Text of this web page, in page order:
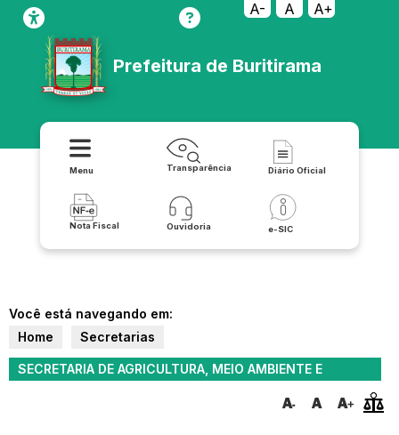
A- A A+
Prefeitura de Buritirama
Menu Transparência Diário Oficial
Nota Fiscal Ouvidoria e-SIC
Você está navegando em:
Home
Secretarias
SECRETARIA DE AGRICULTURA, MEIO AMBIENTE E